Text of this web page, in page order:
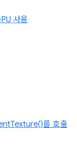
사용
를 호출